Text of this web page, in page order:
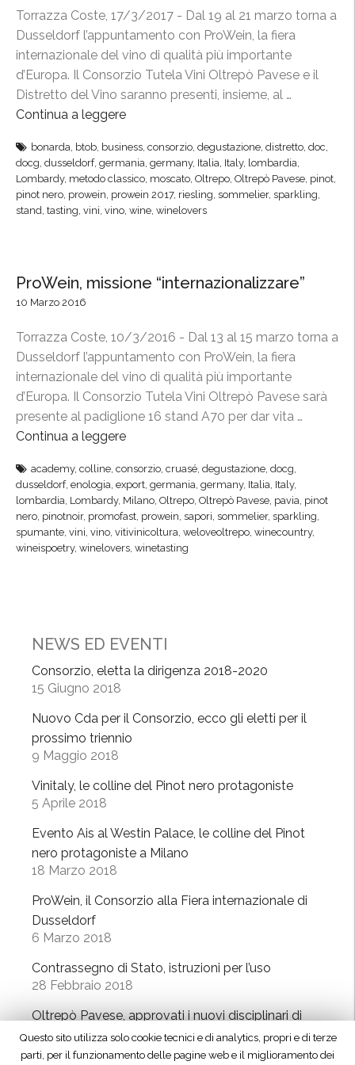
C
s
i
o
a
i
a
i
n
t
e
n
a
z
s
l
r
Torrazza Coste, 17/3/2017 - Dal 19 al 21 marzo torna a
Dusseldorf l’appuntamento con ProWein, la fiera
internazionale del vino di qualità più importante
d’Europa. Il Consorzio Tutela Vini Oltrepò Pavese e il
Distretto del Vino saranno presenti, insieme, al …
Continua a leggere
l
t
r
e
a
e
s
e
a
P
W
e
i
n
,
i
n
r
a
z
n
e
”
bonarda, btob, business, consorzio, degustazione, distretto, doc,
docg, dusseldorf, germania, germany, Italia, Italy, lombardia,
Lombardy, metodo classico, moscato, Oltrepo, Oltrepò Pavese, pinot,
pinot nero, prowein, prowein 2017, riesling, sommelier, sparkling,
stand, tasting, vini, vino, wine, winelovers
ProWein, missione “internazionalizzare”
10 Marzo 2016
Torrazza Coste, 10/3/2016 - Dal 13 al 15 marzo torna a
Dusseldorf l’appuntamento con ProWein, la fiera
internazionale del vino di qualità più importante
d’Europa. Il Consorzio Tutela Vini Oltrepò Pavese sarà
presente al padiglione 16 stand A70 per dar vita …
Continua a leggere
r
o
W
e
i
i
s
s
o
n
i
t
e
o
n
a
i
academy, colline, consorzio, cruasé, degustazione, docg,
dusseldorf, enologia, export, germania, germany, Italia, Italy,
lombardia, Lombardy, Milano, Oltrepo, Oltrepò Pavese, pavia, pinot
nero, pinotnoir, promofast, prowein, sapori, sommelier, sparkling,
spumante, vini, vino, vitivinicoltura, weloveoltrepo, winecountry,
wineispoetry, winelovers, winetasting
NEWS ED EVENTI
Consorzio, eletta la dirigenza 2018-2020
15 Giugno 2018
Nuovo Cda per il Consorzio, ecco gli eletti per il
prossimo triennio
9 Maggio 2018
Vinitaly, le colline del Pinot nero protagoniste
5 Aprile 2018
Evento Ais al Westin Palace, le colline del Pinot
nero protagoniste a Milano
18 Marzo 2018
ProWein, il Consorzio alla Fiera internazionale di
Dusseldorf
6 Marzo 2018
Contrassegno di Stato, istruzioni per l’uso
28 Febbraio 2018
Oltrepò Pavese, approvati i nuovi disciplinari di
produzione
23 Febbraio 2018
Questo sito utilizza solo cookie tecnici e di analytics, propri e di terze
parti, per il funzionamento delle pagine web e il miglioramento dei